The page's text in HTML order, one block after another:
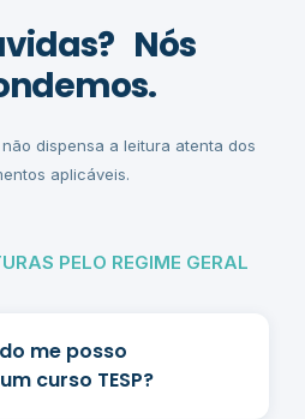
Nós
não dispensa a leitura atenta dos
aplicáveis.
PELO REGIME GERAL
me posso
curso TESP?